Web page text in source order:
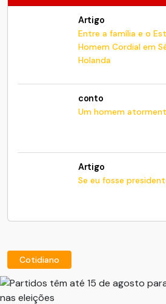
Artigo
Entre a família e o
Homem Cordial em
Holanda
conto
Um homem
Artigo
Se eu fosse
Cotidiano